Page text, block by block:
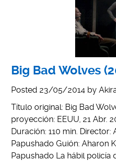
Big Bad Wolves
Posted 23/05/2014 by
Título original: Big Bad
proyección: EEUU, 21 Abr.
Duración: 110 min. Director:
Papushado Guión: Aharon
Papushado La hábil policía